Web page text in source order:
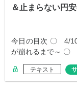
＆止まらない円
今日の目次 〇 4/
が崩れるまで～
テキスト